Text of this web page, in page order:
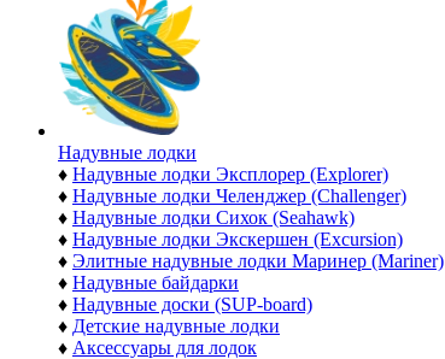
Надувные лодки
♦ Надувные лодки Эксплорер (Explorer)
♦ Надувные лодки Челенджер (Challenger)
♦ Надувные лодки Сихок (Seahawk)
♦ Надувные лодки Экскершен (Excursion)
♦ Элитные надувные лодки Маринер (Mariner)
♦ Надувные байдарки
♦ Надувные доски (SUP-board)
♦ Детские надувные лодки
♦ Аксессуары для лодок